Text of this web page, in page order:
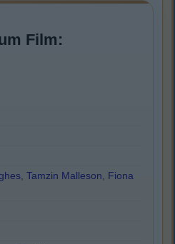
Film:
, Tamzin Malleson, Fiona